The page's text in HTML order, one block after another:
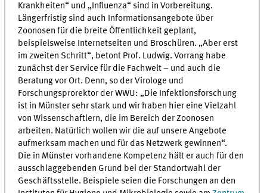
Krankheiten“ und „Influenza“ sind in Vorbereitung.
Längerfristig sind auch Informationsangebote über
Zoonosen für die breite Öffentlichkeit geplant,
beispielsweise Internetseiten und Broschüren. „Aber erst
im zweiten Schritt“, betont Prof. Ludwig. Vorrang habe
zunächst der Service für die Fachwelt – und auch die
Beratung vor Ort. Denn, so der Virologe und
Forschungsprorektor der WWU: „Die Infektionsforschung
ist in Münster sehr stark und wir haben hier eine Vielzahl
von Wissenschaftlern, die im Bereich der Zoonosen
arbeiten. Natürlich wollen wir die auf unsere Angebote
aufmerksam machen und für das Netzwerk gewinnen“.
Die in Münster vorhandene Kompetenz hält er auch für den
ausschlaggebenden Grund bei der Standortwahl der
Geschäftsstelle. Beispiele seien die Forschungen an den